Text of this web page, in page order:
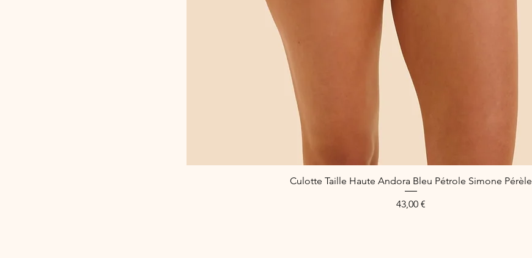
Schnellansicht
Culotte Taille Haute Andora Bleu Pétrole Simone Pérèle
Preis
43,00 €